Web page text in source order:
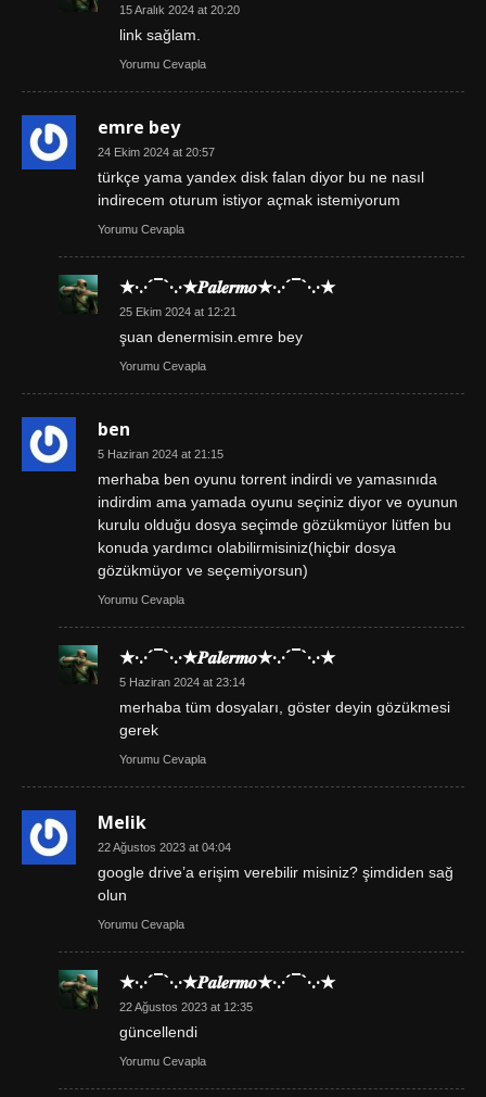
15 Aralık 2024 at 20:20
link sağlam.
Yorumu Cevapla
emre bey
24 Ekim 2024 at 20:57
türkçe yama yandex disk falan diyor bu ne nasıl
indirecem oturum istiyor açmak istemiyorum
Yorumu Cevapla
★·.·´¯`·.·★𝑷𝒂𝒍𝒆𝒓𝒎𝒐★·.·´¯`·.·★
25 Ekim 2024 at 12:21
şuan denermisin.emre bey
Yorumu Cevapla
ben
5 Haziran 2024 at 21:15
merhaba ben oyunu torrent indirdi ve yamasınıda
indirdim ama yamada oyunu seçiniz diyor ve oyunun
kurulu olduğu dosya seçimde gözükmüyor lütfen bu
konuda yardımcı olabilirmisiniz(hiçbir dosya
gözükmüyor ve seçemiyorsun)
Yorumu Cevapla
★·.·´¯`·.·★𝑷𝒂𝒍𝒆𝒓𝒎𝒐★·.·´¯`·.·★
5 Haziran 2024 at 23:14
merhaba tüm dosyaları, göster deyin gözükmesi
gerek
Yorumu Cevapla
Melik
22 Ağustos 2023 at 04:04
google drive’a erişim verebilir misiniz? şimdiden sağ
olun
Yorumu Cevapla
★·.·´¯`·.·★𝑷𝒂𝒍𝒆𝒓𝒎𝒐★·.·´¯`·.·★
22 Ağustos 2023 at 12:35
güncellendi
Yorumu Cevapla